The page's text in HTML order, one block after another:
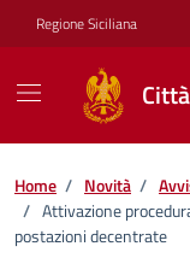
Vai ai contenuti
Vai al footer
Regione Siciliana
Home / Novità /
/ Attivazione
postazioni decentrate